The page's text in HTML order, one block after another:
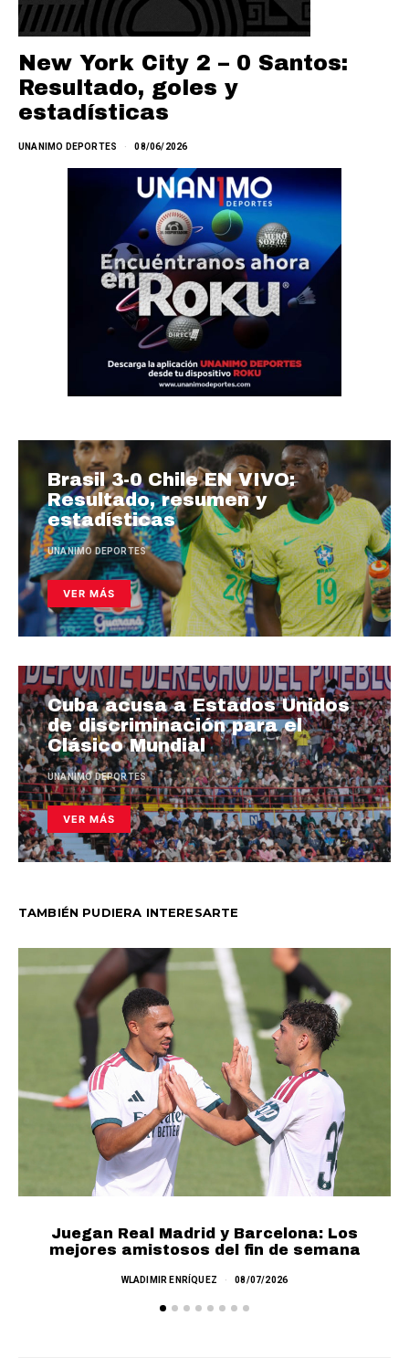
New York City 2 – 0 Santos:
Resultado, goles y
estadísticas
UNANIMO DEPORTES 08/06/2026
Brasil 3-0 Chile EN VIVO:
Resultado, resumen y
estadísticas
UNANIMO DEPORTES
VER MÁS
Cuba acusa a Estados Unidos
de discriminación para el
Clásico Mundial
UNANIMO DEPORTES
VER MÁS
TAMBIÉN PUDIERA INTERESARTE
Juegan Real Madrid y Barcelona: Los
mejores amistosos del fin de semana
WLADIMIR ENRÍQUEZ 08/07/2026